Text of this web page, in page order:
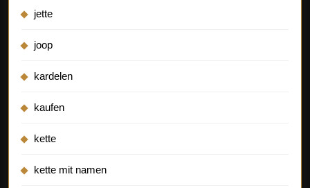
jette
joop
kardelen
kaufen
kette
kette mit namen